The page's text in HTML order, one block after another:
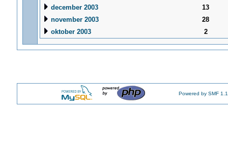
december 2003
13
november 2003
28
oktober 2003
2
Powered by SMF